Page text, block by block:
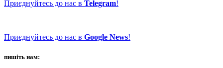
Приєднуйтесь до нас в Telegram!
Приєднуйтесь до нас в Google News!
пишіть нам: